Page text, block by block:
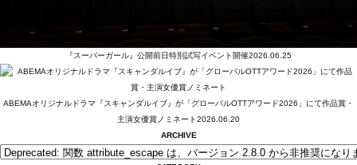
『スーパーガール』公開前日特別試写イベント開催2026.06.25
ABEMAオリジナルドラマ『スキャンダルイブ』が「グローバルOTTアワード2026」にて作品賞・
主演女優賞ノミネート2026.06.20
ARCHIVE